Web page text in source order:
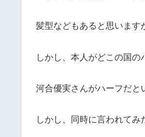
髪型などもあると思います
しかし、本人がどこの国の
河合優実さんがハーフだと
しかし、同時に言われてみ